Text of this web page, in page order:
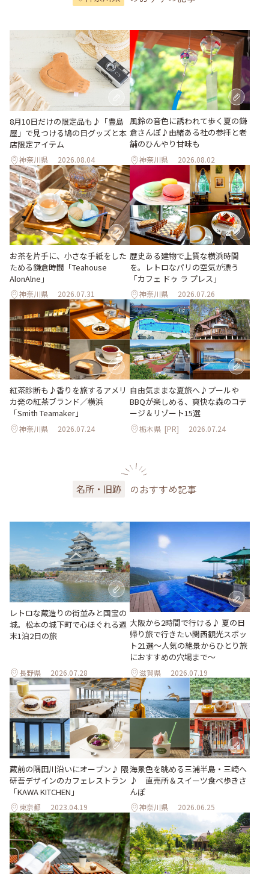
8月10日だけの限定品も♪「豊島
屋」で見つける鳩の日グッズと本
店限定アイテム
神奈川県 2026.08.04
風鈴の音色に誘われて歩く夏の鎌
倉さんぽ♪由緒ある社の参拝と老
舗のひんやり甘味も
神奈川県 2026.08.02
お茶を片手に、小さな手紙をした
ためる鎌倉時間「Teahouse
AlonAlne」
神奈川県 2026.07.31
歴史ある建物で上質な横浜時間
を。レトロなパリの空気が漂う
「カフェ ドゥ ラ プレス」
神奈川県 2026.07.26
紅茶診断も♪香りを旅するアメリ
カ発の紅茶ブランド／横浜
「Smith Teamaker」
神奈川県 2026.07.24
自由気ままな夏旅へ♪プールや
BBQが楽しめる、爽快な森のコテ
ージ＆リゾート15選
栃木県 [PR] 2026.07.24
名所・旧跡 のおすすめ記事
レトロな蔵造りの街並みと国宝の
城。松本の城下町で心ほぐれる週
末1泊2日の旅
長野県 2026.07.28
大阪から2時間で行ける♪ 夏の日
帰り旅で行きたい関西観光スポッ
ト21選～人気の絶景からひとり旅
におすすめの穴場まで～
滋賀県 2026.07.19
蔵前の隅田川沿いにオープン♪ 隈
研吾デザインのカフェレストラン
「KAWA KITCHEN」
東京都 2023.04.19
海景色を眺める三浦半島・三崎へ
♪ 直売所＆スイーツ食べ歩きさ
んぽ
神奈川県 2026.06.25